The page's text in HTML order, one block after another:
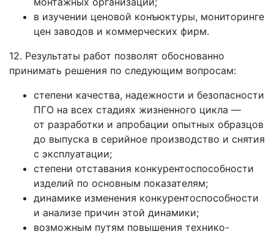
в изучении ценовой конъюктуры, мониторинге
цен заводов и коммерческих фирм.
12. Результаты работ позволят обоснованно
принимать решения по следующим вопросам:
степени качества, надежности и безопасности
ПГО на всех стадиях жизненного цикла —
от разработки и апробации опытных образцов
до выпуска в серийное производство и снятия
с эксплуатации;
степени отставания конкурентоспособности
изделий по основным показателям;
динамике изменения конкурентоспособности
и анализе причин этой динамики;
возможным путям повышения технико-